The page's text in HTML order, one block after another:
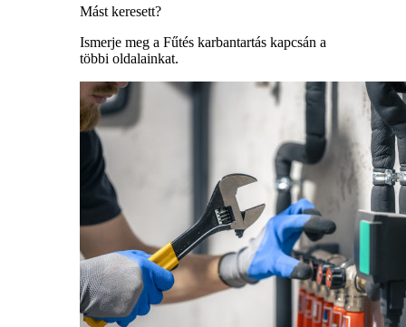
Mást keresett?
Ismerje meg a Fűtés karbantartás kapcsán a
többi oldalainkat.